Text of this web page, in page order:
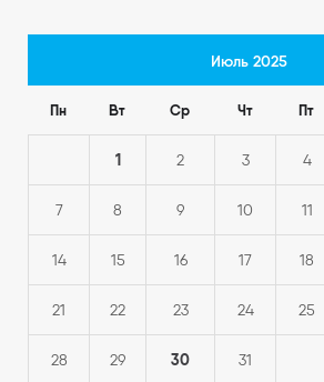
Июль 2025
Пн Вт Ср Чт Пт
1 2 3 4
7 8 9 10 11
14 15 16 17 18
21 22 23 24 25
28 29 30 31